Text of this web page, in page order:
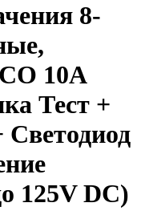
8-
10A
Тест +
125V DC)